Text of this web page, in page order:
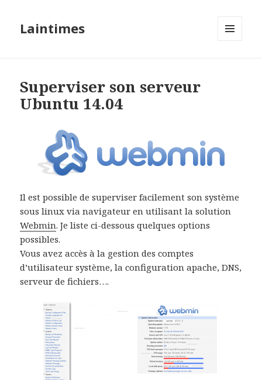
Laintimes
Superviser son serveur
Ubuntu 14.04
Il est possible de superviser facilement son système
sous linux via navigateur en utilisant la solution
Webmin. Je liste ci-dessous quelques options
possibles.
Vous avez accès à la gestion des comptes
d’utilisateur système, la configuration apache, DNS,
serveur de fichiers….